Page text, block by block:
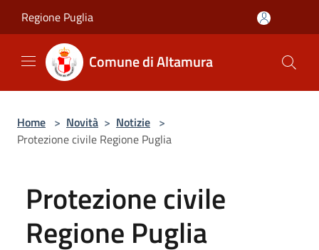
Regione Puglia
Comune di Altamura
Home > Novità > Notizie >
Protezione civile Regione Puglia
Protezione civile
Regione Puglia